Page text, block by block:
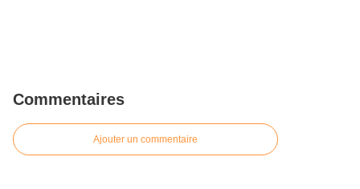
Commentaires
Ajouter un commentaire